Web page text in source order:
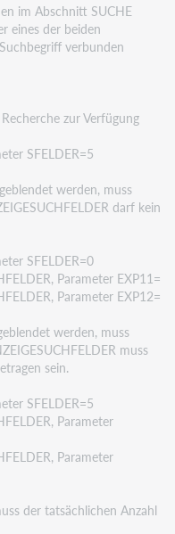
im Abschnitt SUCHE
eines der beiden
verbunden
zur Verfügung
SFELDER=5
werden, muss
darf kein
SFELDER=0
Parameter EXP11=
Parameter EXP12=
werden, muss
muss
sein.
SFELDER=5
Parameter
Parameter
der tatsächlichen Anzahl